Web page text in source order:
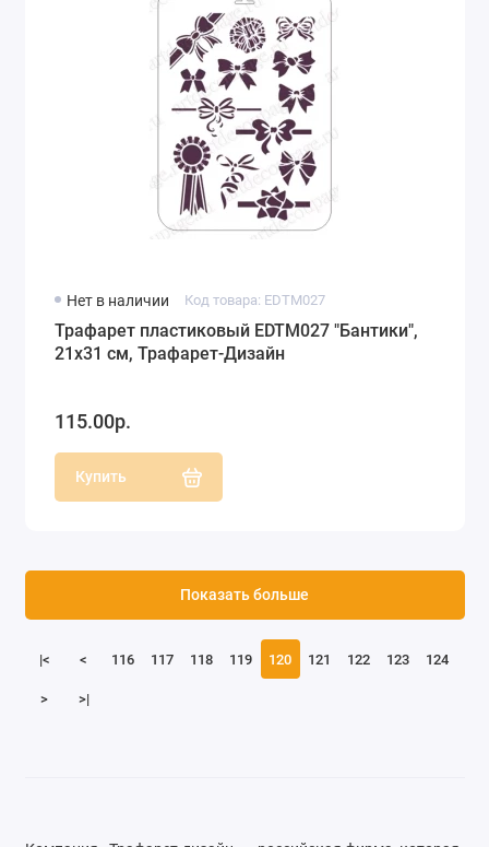
Нет в наличии Код товара: EDTM027
Трафарет пластиковый EDTM027 "Бантики",
21х31 см, Трафарет-Дизайн
115.00р.
Купить
|< < 116 117 118 119 120 121 122 123 124
> >|
Показать больше